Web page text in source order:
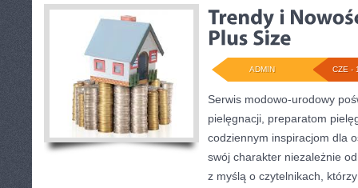
CZE -
ADMIN
Serwis modowo-urodowy
pielęgnacji, preparatom
codziennym inspiracjom dla
swój charakter niezależnie
z myślą o czytelnikach,